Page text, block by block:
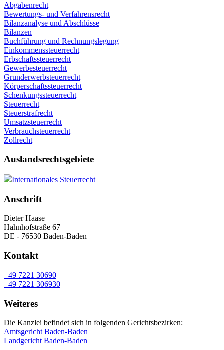
Abgabenrecht
Bewertungs- und Verfahrensrecht
Bilanzanalyse und Abschlüsse
Bilanzen
Buchführung und Rechnungslegung
Einkommenssteuerrecht
Erbschaftssteuerrecht
Gewerbesteuerrecht
Grunderwerbsteuerrecht
Körperschaftssteuerrecht
Schenkungssteuerrecht
Steuerrecht
Steuerstrafrecht
Umsatzsteuerrecht
Verbrauchsteuerrecht
Zollrecht
Auslandsrechtsgebiete
Internationales Steuerrecht
Anschrift
Dieter Haase
Hahnhofstraße 67
DE - 76530 Baden-Baden
Kontakt
+49 7221 30690
+49 7221 306930
Weiteres
Die Kanzlei befindet sich in folgenden Gerichtsbezirken:
Amtsgericht Baden-Baden
Landgericht Baden-Baden